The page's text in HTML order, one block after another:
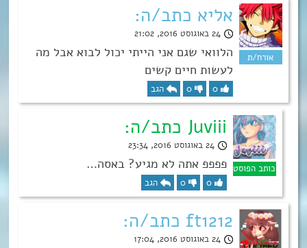
אליא כתב/ה:
24 באוגוסט 2016, 21:02
הלוואי שגם אני הייתי יכול לבוא אבל מה
לעשות חיים קשים
0
0 הגב
Juviii כתב/ה:
24 באוגוסט 2016, 23:34
פפפפ אתה לא מגיע? באסה…
0
0 הגב
ft1212 כתב/ה:
24 באוגוסט 2016, 17:04